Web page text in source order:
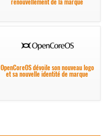
renouvellement de la marque
OpenCoreOS dévoile son nouveau logo
et sa nouvelle identité de marque